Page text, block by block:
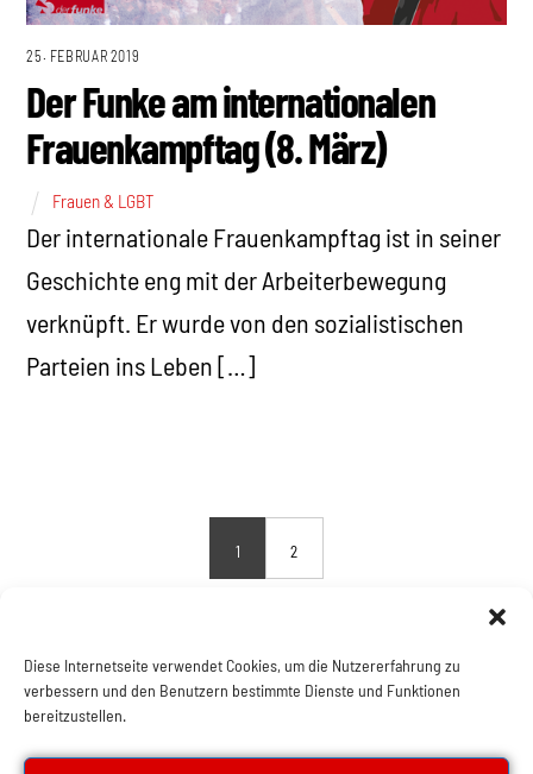
Diese Internetseite verwendet Cookies, um die Nutzererfahrung zu
verbessern und den Benutzern bestimmte Dienste und Funktionen
bereitzustellen.
25. FEBRUAR 2019
Der Funke am internationalen
Frauenkampftag (8. März)
Frauen & LGBT
Der internationale Frauenkampftag ist in seiner
Geschichte eng mit der Arbeiterbewegung
verknüpft. Er wurde von den sozialistischen
Parteien ins Leben […]
1 2